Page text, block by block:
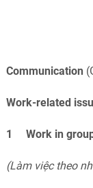
Communication
Work-related
1 Work in
(Làm việc theo